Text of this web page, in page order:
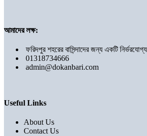
আমাদের লক্ষ:
ফরিদপুর শহরের বাসিন্দাদের জন্য একটি
01318734666
admin@dokanbari.com
Useful Links
About Us
Contact Us